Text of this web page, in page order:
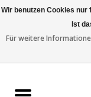
Dachzeltanhänger
Wir benutzen Cookies nur
Ist
Für weitere